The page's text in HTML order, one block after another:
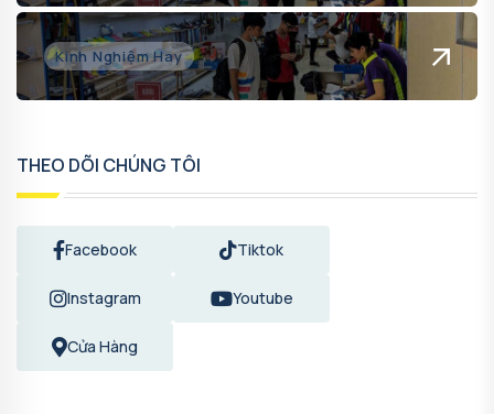
Kinh Nghiệm Hay
THEO DÕI CHÚNG TÔI
Facebook Tiktok
Instagram Youtube
Cửa Hàng